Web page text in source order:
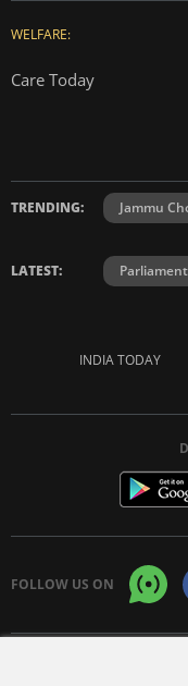
WELFARE:
Care Today
TRENDING: Jammu
LATEST:
INDIA TODAY
FOLLOW US ON